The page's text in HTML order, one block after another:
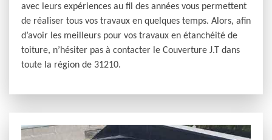
avec leurs expériences au fil des années vous permettent
de réaliser tous vos travaux en quelques temps. Alors, afin
d’avoir les meilleurs pour vos travaux en étanchéité de
toiture, n’hésiter pas à contacter le Couverture J.T dans
toute la région de 31210.